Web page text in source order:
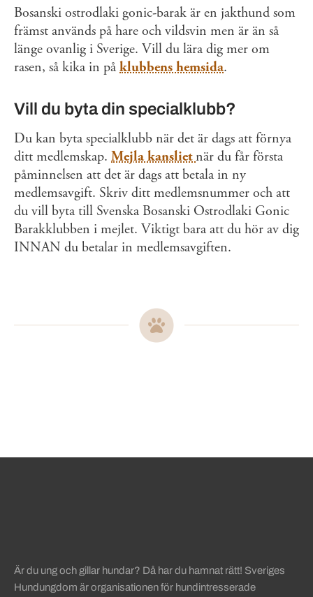
Bosanski ostrodlaki gonic-barak är en jakthund som
främst används på hare och vildsvin men är än så
länge ovanlig i Sverige. Vill du lära dig mer om
rasen, så kika in på klubbens hemsida.
Vill du byta din specialklubb?
Du kan byta specialklubb när det är dags att förnya
ditt medlemskap. Mejla kansliet när du får första
påminnelsen att det är dags att betala in ny
medlemsavgift. Skriv ditt medlemsnummer och att
du vill byta till Svenska Bosanski Ostrodlaki Gonic
Barakklubben i mejlet. Viktigt bara att du hör av dig
INNAN du betalar in medlemsavgiften.
Är du ung och gillar hundar? Då har du hamnat rätt! Sveriges
Hundungdom är organisationen för hundintresserade